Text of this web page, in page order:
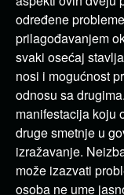
određene
prilagođavanjem
svaki osećaj
nosi i mogućnost
odnosu sa
manifestacija koju
druge smetnje u
izražavanje.
može izazvati
osoba ne ume